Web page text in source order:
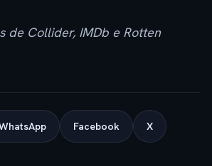
de Collider, IMDb e Rotten
Facebook X